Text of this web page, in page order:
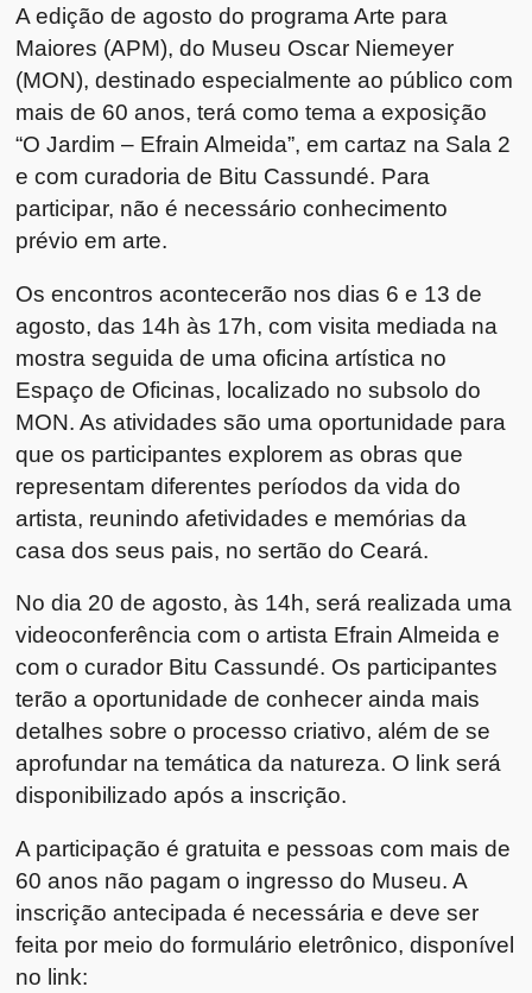
A edição de agosto do programa Arte para
Maiores (APM), do Museu Oscar Niemeyer
(MON), destinado especialmente ao público com
mais de 60 anos, terá como tema a exposição
“O Jardim – Efrain Almeida”, em cartaz na Sala 2
e com curadoria de Bitu Cassundé. Para
participar, não é necessário conhecimento
prévio em arte.
Os encontros acontecerão nos dias 6 e 13 de
agosto, das 14h às 17h, com visita mediada na
mostra seguida de uma oficina artística no
Espaço de Oficinas, localizado no subsolo do
MON. As atividades são uma oportunidade para
que os participantes explorem as obras que
representam diferentes períodos da vida do
artista, reunindo afetividades e memórias da
casa dos seus pais, no sertão do Ceará.
No dia 20 de agosto, às 14h, será realizada uma
videoconferência com o artista Efrain Almeida e
com o curador Bitu Cassundé. Os participantes
terão a oportunidade de conhecer ainda mais
detalhes sobre o processo criativo, além de se
aprofundar na temática da natureza. O link será
disponibilizado após a inscrição.
A participação é gratuita e pessoas com mais de
60 anos não pagam o ingresso do Museu. A
inscrição antecipada é necessária e deve ser
feita por meio do formulário eletrônico, disponível
no link: